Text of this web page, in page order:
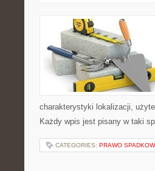
charakterystyki lokalizacji,
Każdy wpis jest pisany w taki
CATEGORIES: PRAWO